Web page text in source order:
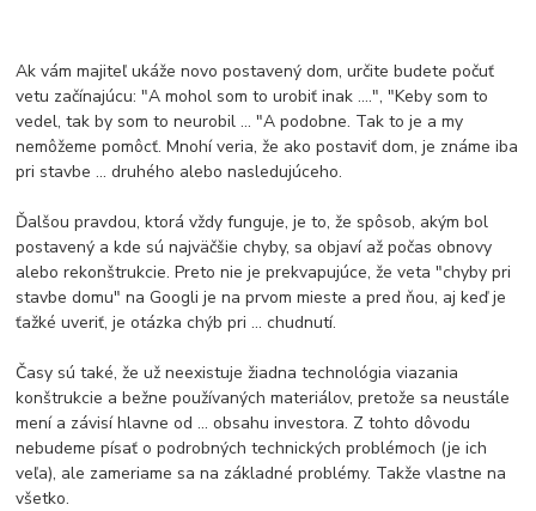
Ak vám majiteľ ukáže novo postavený dom, určite budete počuť
vetu začínajúcu: "A mohol som to urobiť inak ....", "Keby som to
vedel, tak by som to neurobil ... "A podobne. Tak to je a my
nemôžeme pomôcť. Mnohí veria, že ako postaviť dom, je známe iba
pri stavbe ... druhého alebo nasledujúceho.
Ďalšou pravdou, ktorá vždy funguje, je to, že spôsob, akým bol
postavený a kde sú najväčšie chyby, sa objaví až počas obnovy
alebo rekonštrukcie. Preto nie je prekvapujúce, že veta "chyby pri
stavbe domu" na Googli je na prvom mieste a pred ňou, aj keď je
ťažké uveriť, je otázka chýb pri ... chudnutí.
Časy sú také, že už neexistuje žiadna technológia viazania
konštrukcie a bežne používaných materiálov, pretože sa neustále
mení a závisí hlavne od ... obsahu investora. Z tohto dôvodu
nebudeme písať o podrobných technických problémoch (je ich
veľa), ale zameriame sa na základné problémy. Takže vlastne na
všetko.